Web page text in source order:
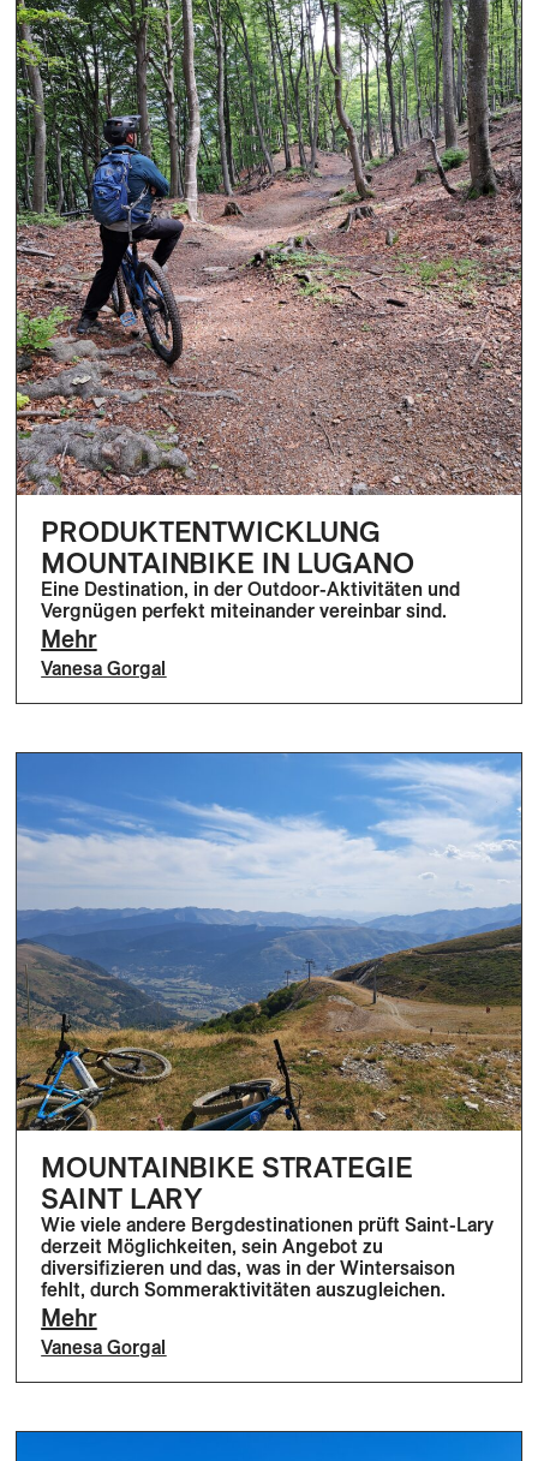
PRODUKTENTWICKLUNG
MOUNTAINBIKE IN LUGANO
Eine Destination, in der Outdoor-Aktivitäten und
Vergnügen perfekt miteinander vereinbar sind.
Mehr
Vanesa Gorgal
MOUNTAINBIKE STRATEGIE
SAINT LARY
Wie viele andere Bergdestinationen prüft Saint-Lary
derzeit Möglichkeiten, sein Angebot zu
diversifizieren und das, was in der Wintersaison
fehlt, durch Sommeraktivitäten auszugleichen.
Mehr
Vanesa Gorgal